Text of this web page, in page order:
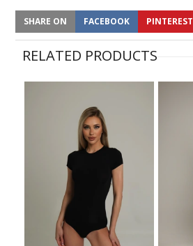
SHARE ON FACEBOOK PINTEREST
RELATED PRODUCTS